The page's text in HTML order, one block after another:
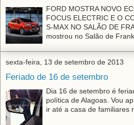
FORD MOSTRA NOVO
FOCUS ELECTRIC E O
S-MAX NO SALÃO DE
mostrou no Salão de
sexta-feira, 13 de setembro de 2013
Feriado de 16 de setembro
Dia 16 de setembro é
política de Alagoas. Vou
ir até a casa de familiares